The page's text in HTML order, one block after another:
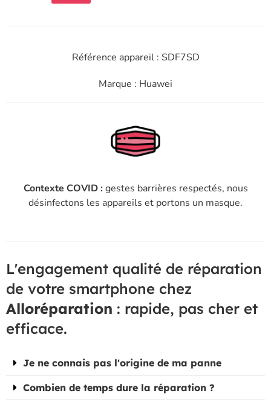
Référence appareil : SDF7SD
Marque : Huawei
Contexte COVID :gestes barrières respectés, nous
désinfectons les appareils et portons un masque.
L'engagement qualité de réparation
de votre smartphone chez
Alloréparation : rapide, pas cher et
efficace.
Je ne connais pas l'origine de ma panne
Combien de temps dure la réparation ?